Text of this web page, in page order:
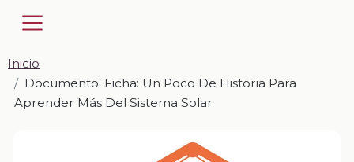
Inicio
Documento: Ficha: Un Poco De Historia Para
Aprender Más Del Sistema Solar